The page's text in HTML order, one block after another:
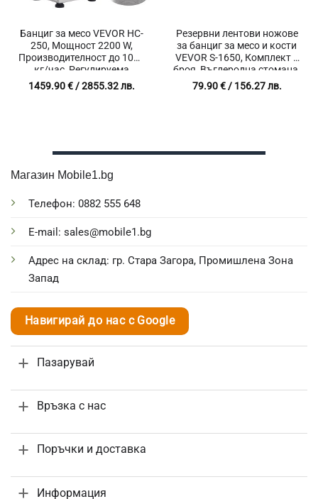
Банциг за месо VEVOR HC-
250, Мощност 2200 W,
Производителност до 1000
кг/час, Регулируема
дебелина на рязане 0 –
180 мм
1459.90€/ 2855.32 лв.
Резервни лентови ножове
за банциг за месо и кости
VEVOR S-1650, Комплект 5
броя, Въглеродна стомана,
Дължина 1650 мм,
Ширина 16 мм
79.90€/ 156.27 лв.
Магазин Mobile1.bg
Телефон: 0882 555 648
E-mail: sales@mobile1.bg
Адрес на склад: гр. Стара Загора, Промишлена Зона
Запад
Навигирай до нас с Google
Пазарувай
Връзка с нас
Поръчки и доставка
Информация